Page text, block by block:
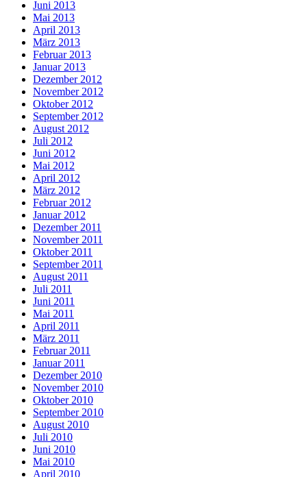
Juni 2013
Mai 2013
April 2013
März 2013
Februar 2013
Januar 2013
Dezember 2012
November 2012
Oktober 2012
September 2012
August 2012
Juli 2012
Juni 2012
Mai 2012
April 2012
März 2012
Februar 2012
Januar 2012
Dezember 2011
November 2011
Oktober 2011
September 2011
August 2011
Juli 2011
Juni 2011
Mai 2011
April 2011
März 2011
Februar 2011
Januar 2011
Dezember 2010
November 2010
Oktober 2010
September 2010
August 2010
Juli 2010
Juni 2010
Mai 2010
April 2010